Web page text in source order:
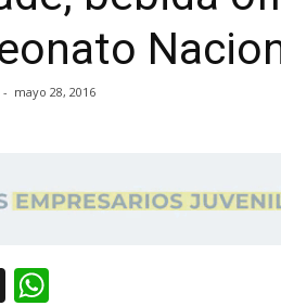
- mayo 28, 2016
Threads